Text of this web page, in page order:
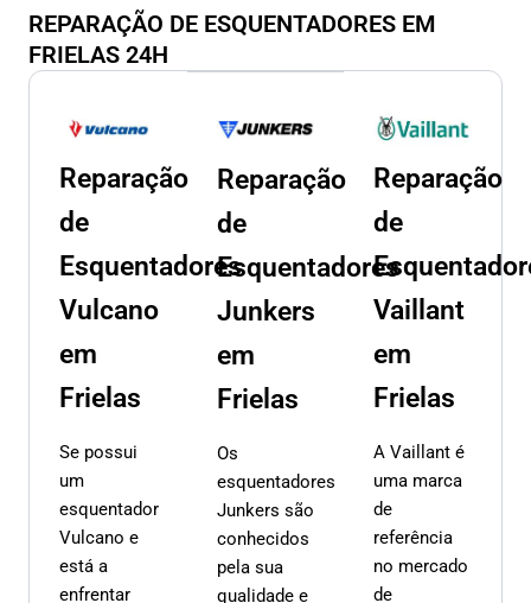
REPARAÇÃO DE ESQUENTADORES EM
FRIELAS 24H
Reparação
de
Esquentadores
Vulcano
em
Frielas
Se possui
um
esquentador
Vulcano e
está a
enfrentar
Reparação
de
Esquentadores
Junkers
em
Frielas
Os
esquentadores
Junkers são
conhecidos
pela sua
qualidade e
Reparação
de
Vaillant
em
Frielas
A Vaillant é
uma marca
de
referência
no mercado
de